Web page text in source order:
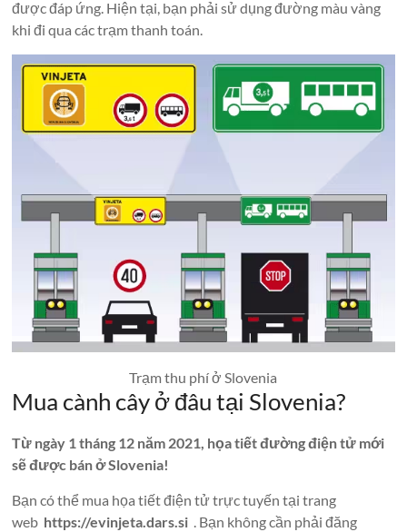
được đáp ứng. Hiện tại, bạn phải sử dụng đường màu vàng
khi đi qua các trạm thanh toán.
Trạm thu phí ở Slovenia
Mua cành cây ở đâu tại Slovenia?
Từ ngày 1 tháng 12 năm 2021, họa tiết đường điện tử mới
sẽ được bán ở Slovenia!
Bạn có thể mua họa tiết điện tử trực tuyến tại trang
web https://evinjeta.dars.si . Bạn không cần phải đăng